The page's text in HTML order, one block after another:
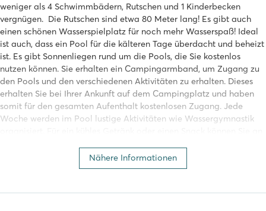
weniger als 4 Schwimmbädern, Rutschen und 1 Kinderbecken
vergnügen. Die Rutschen sind etwa 80 Meter lang! Es gibt auch
einen schönen Wasserspielplatz für noch mehr Wasserspaß! Ideal
ist auch, dass ein Pool für die kälteren Tage überdacht und beheizt
ist. Es gibt Sonnenliegen rund um die Pools, die Sie kostenlos
nutzen können. Sie erhalten ein Campingarmband, um Zugang zu
den Pools und den verschiedenen Aktivitäten zu erhalten. Dieses
erhalten Sie bei Ihrer Ankunft auf dem Campingplatz und haben
somit für den gesamten Aufenthalt kostenlosen Zugang. Jede
Woche werden im Pool lustige Aktivitäten wie Wassergymnastik
vom Campingplatz entfernt noch mehr Wasserspaß im Meer. Am
Nähere Informationen